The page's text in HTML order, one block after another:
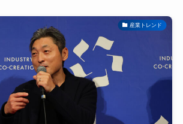
産業トレンド